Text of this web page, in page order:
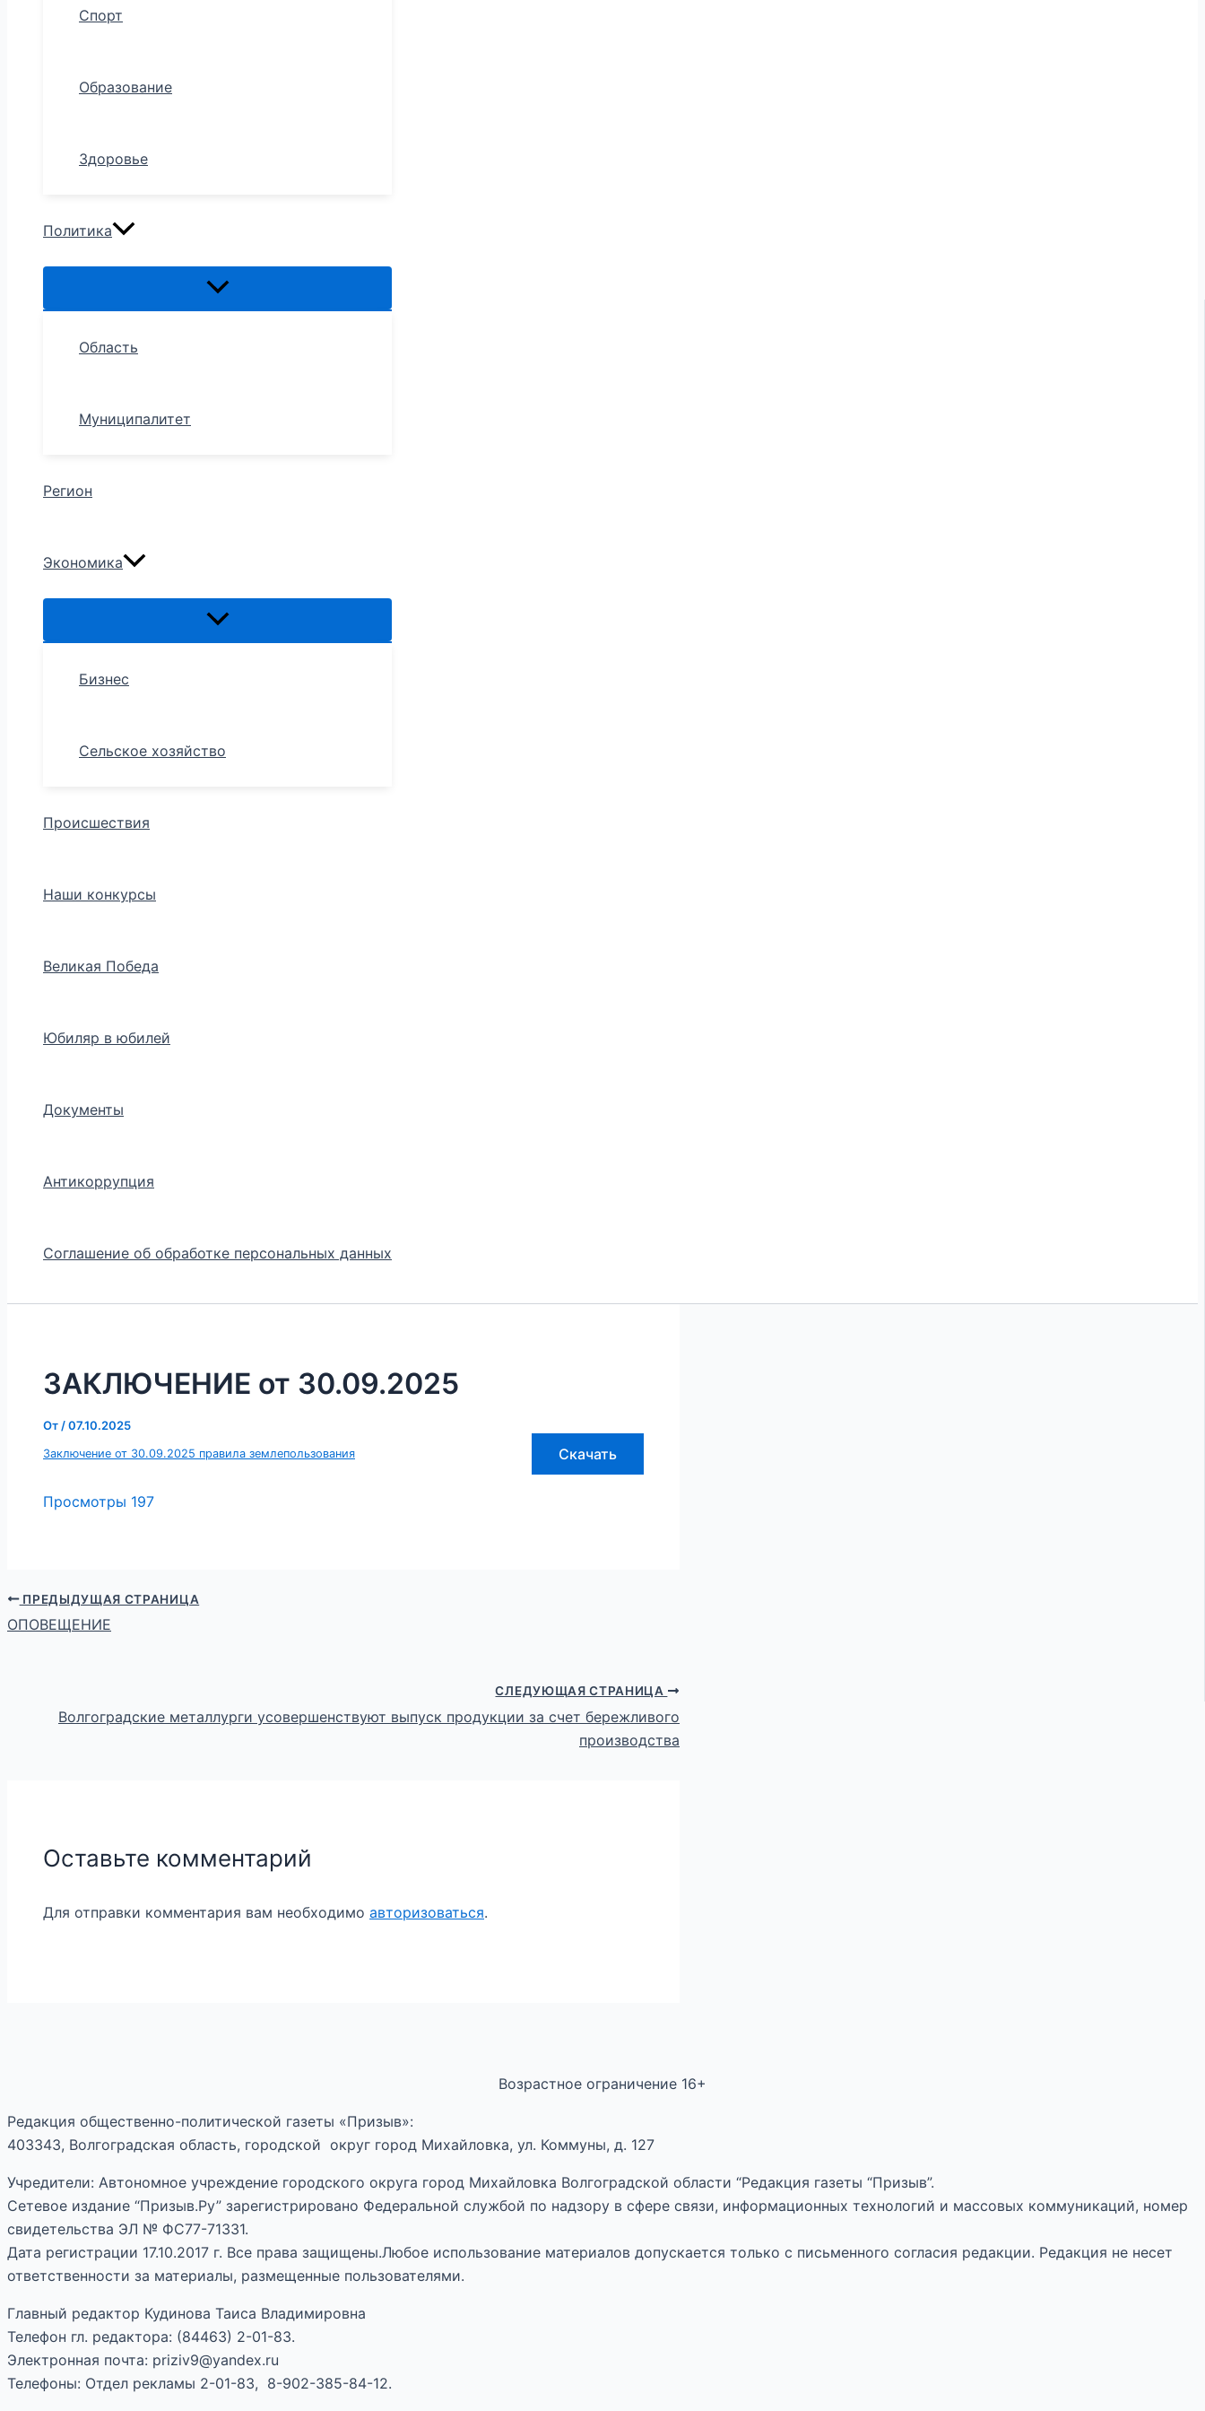
Спорт
Образование
Здоровье
Политика
Область
Муниципалитет
Регион
Экономика
Бизнес
Сельское хозяйство
Происшествия
Наши конкурсы
Великая Победа
Юбиляр в юбилей
Документы
Антикоррупция
Соглашение об обработке персональных данных
ЗАКЛЮЧЕНИЕ от 30.09.2025
От /07.10.2025
Заключение от 30.09.2025 правила землепользования Скачать
Просмотры 197
ПРЕДЫДУЩАЯ СТРАНИЦА
ОПОВЕЩЕНИЕ
СЛЕДУЮЩАЯ СТРАНИЦА
Волгоградские металлурги усовершенствуют выпуск продукции за счет бережливого
производства
Оставьте комментарий
Для отправки комментария вам необходимо авторизоваться.
Возрастное ограничение 16+
Редакция общественно-политической газеты «Призыв»:
403343, Волгоградская область, городской округ город Михайловка, ул. Коммуны, д. 127
Учредители: Автономное учреждение городского округа город Михайловка Волгоградской области “Редакция газеты “Призыв”.
Сетевое издание “Призыв.Ру” зарегистрировано Федеральной службой по надзору в сфере связи, информационных технологий и массовых коммуникаций, номер
свидетельства ЭЛ № ФС77-71331.
Дата регистрации 17.10.2017 г. Все права защищены.Любое использование материалов допускается только с письменного согласия редакции. Редакция не несет
ответственности за материалы, размещенные пользователями.
Главный редактор Кудинова Таиса Владимировна
Телефон гл. редактора: (84463) 2-01-83.
Электронная почта: priziv9@yandex.ru
Телефоны: Отдел рекламы 2-01-83, 8-902-385-84-12.